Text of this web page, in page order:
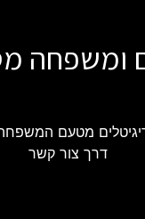
ומשפחה
מטעם
דרך צור קשר